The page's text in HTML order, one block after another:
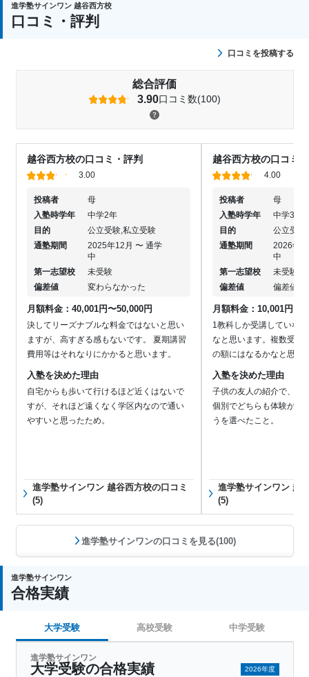
進学塾サインワン 越谷西方校
口コミ・評判
口コミを投稿する
総合評価
3.90口コミ数(100)
越谷西方校の口コミ・評判
3.00
投稿者
母
入塾時学年
中学2年
目的
公立受験,私立受験
通塾期間
2025年12月 〜 通学
中
第一志望校
未受験
偏差値
変わらなかった
月額料金：40,001円〜50,000円
決してリーズナブルな料金ではないと思い
ますが、高すぎる感もないです。 夏期講習
費用等はそれなりにかかると思います。
入塾を決めた理由
自宅からも歩いて行けるほど近くはないで
すが、それほど遠くなく学区内なので通い
やすいと思ったため。
進学塾サインワン 越谷西方校の口コミ
(5)
越谷西方校の口コミ
4.00
投稿者
母
入塾時学年
中学3年
目的
公立受験
通塾期間
2026年
中
第一志望校
未受験
偏差値
偏差値を
月額料金：10,001円〜
1教科しか受講していな
なと思います。複数受講
の額にはなるかなと思い
入塾を決めた理由
子供の友人の紹介で、春
個別でどちらも体験がで
うを選べたこと。
進学塾サインワン 越
(5)
進学塾サインワンの口コミを見る(100)
進学塾サインワン
合格実績
大学受験 高校受験 中学受験
進学塾サインワン
大学受験の合格実績 2026年度